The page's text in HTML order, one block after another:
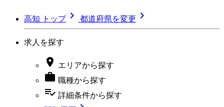
高知 トップ 都道府県を変更 
求人を探す
 エリアから探す
 職種から探す
playlist_add_check 詳細条件から探す